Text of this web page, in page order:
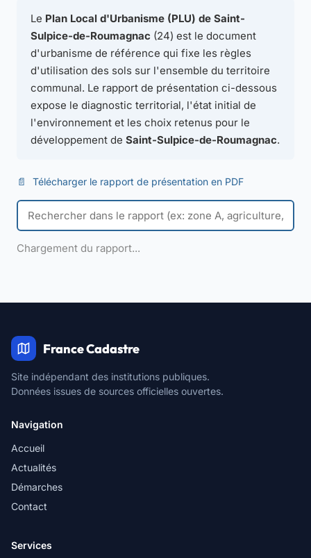
Le Plan Local d'Urbanisme (PLU) de Saint-
Sulpice-de-Roumagnac (24) est le document
d'urbanisme de référence qui fixe les règles
d'utilisation des sols sur l'ensemble du territoire
communal. Le rapport de présentation ci-dessous
expose le diagnostic territorial, l'état initial de
l'environnement et les choix retenus pour le
développement de Saint-Sulpice-de-Roumagnac.
📄 Télécharger le rapport de présentation en PDF
Chargement du rapport...
France Cadastre
Site indépendant des institutions publiques.
Données issues de sources officielles ouvertes.
Navigation
Accueil
Actualités
Démarches
Contact
Services